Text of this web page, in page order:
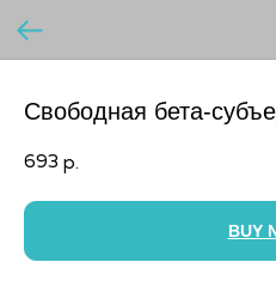
Свободная бета-
693 р.
BUY